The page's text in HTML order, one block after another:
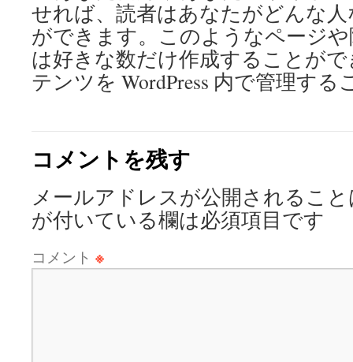
キ
ッ
せれば、読者はあなたがどんな
ができます。このようなページ
は好きな数だけ作成することが
テンツを WordPress 内で管理す
コメントを残す
メールアドレスが公開されるこ
が付いている欄は必須項目です
コメント ※